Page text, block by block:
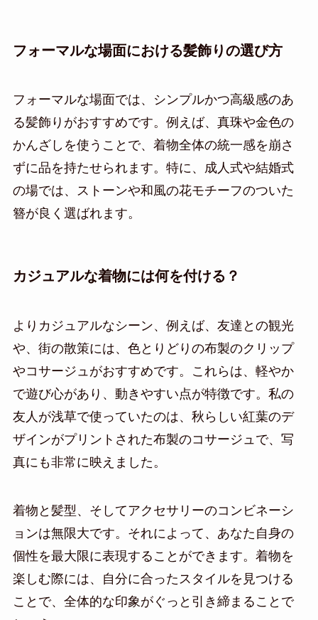
フォーマルな場面における髪飾りの選び方
フォーマルな場面では、シンプルかつ高級感のあ
る髪飾りがおすすめです。例えば、真珠や金色の
かんざしを使うことで、着物全体の統一感を崩さ
ずに品を持たせられます。特に、成人式や結婚式
の場では、ストーンや和風の花モチーフのついた
簪が良く選ばれます。
カジュアルな着物には何を付ける？
よりカジュアルなシーン、例えば、友達との観光
や、街の散策には、色とりどりの布製のクリップ
やコサージュがおすすめです。これらは、軽やか
で遊び心があり、動きやすい点が特徴です。私の
友人が浅草で使っていたのは、秋らしい紅葉のデ
ザインがプリントされた布製のコサージュで、写
真にも非常に映えました。
着物と髪型、そしてアクセサリーのコンビネーシ
ョンは無限大です。それによって、あなた自身の
個性を最大限に表現することができます。着物を
楽しむ際には、自分に合ったスタイルを見つける
ことで、全体的な印象がぐっと引き締まることで